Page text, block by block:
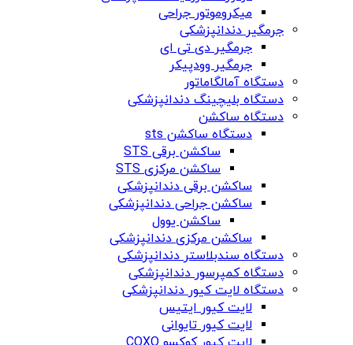
میکروموتور جراحی
جرمگیر دندانپزشکی
جرمگير دی تی ای
جرمگير وودپيكر
دستگاه آمالگاماتور
دستگاه بلیچینگ دندانپزشکی
دستگاه ساکشن
دستگاه ساکشن sts
ساکشن برقی STS
ساکشن مرکزی STS
ساکشن برقی دندانپزشکی
ساکشن جراحی دندانپزشکی
ساکشن یوول
ساکشن مرکزی دندانپزشکی
دستگاه سندبلاستر دندانپزشکی
دستگاه کمپرسور دندانپزشکی
دستگاه لایت کیور دندانپزشکی
لایت کیور ایتیس
لایت کیور تایوانی